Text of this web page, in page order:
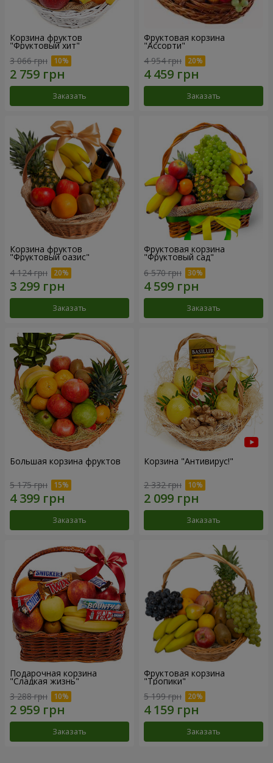
Корзина фруктов
"Фруктовый хит"
3 066 грн
Заказать
Фруктовая корзина
"Ассорти"
4 954 грн
Заказать
Корзина фруктов
"Фруктовый оазис"
4 124 грн
Заказать
Фруктовая корзина
"Фруктовый сад"
6 570 грн
Заказать
Большая корзина фруктов
5 175 грн
Заказать
Корзина "Антивирус!"
2 332 грн
Заказать
Подарочная корзина
"Сладкая жизнь"
3 288 грн
Заказать
Фруктовая корзина
"Тропики"
5 199 грн
Заказать